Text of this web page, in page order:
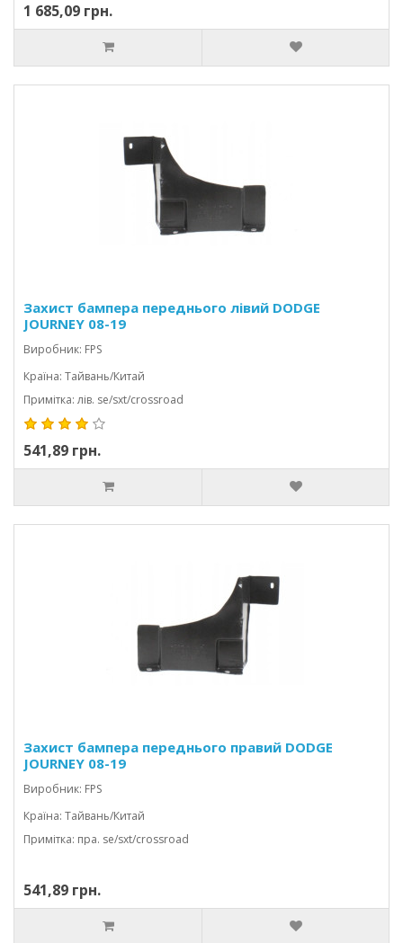
1 685,09 грн.
Захист бампера переднього лівий DODGE
JOURNEY 08-19
Виробник: FPS
Країна: Тайвань/Китай
Примітка: лів. se/sxt/crossroad
541,89 грн.
Захист бампера переднього правий DODGE
JOURNEY 08-19
Виробник: FPS
Країна: Тайвань/Китай
Примітка: пра. se/sxt/crossroad
541,89 грн.